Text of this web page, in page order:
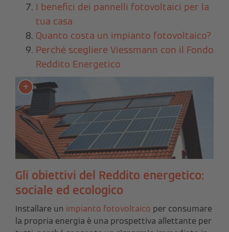
I benefici dei pannelli fotovoltaici per la
tua casa
Quanto costa un impianto fotovoltaico?
Perché scegliere Viessmann con il Fondo
Reddito Energetico
Gli obiettivi del Reddito energetico:
sociale ed ecologico
Installare un impianto fotovoltaico per consumare
la propria energia è una prospettiva allettante per